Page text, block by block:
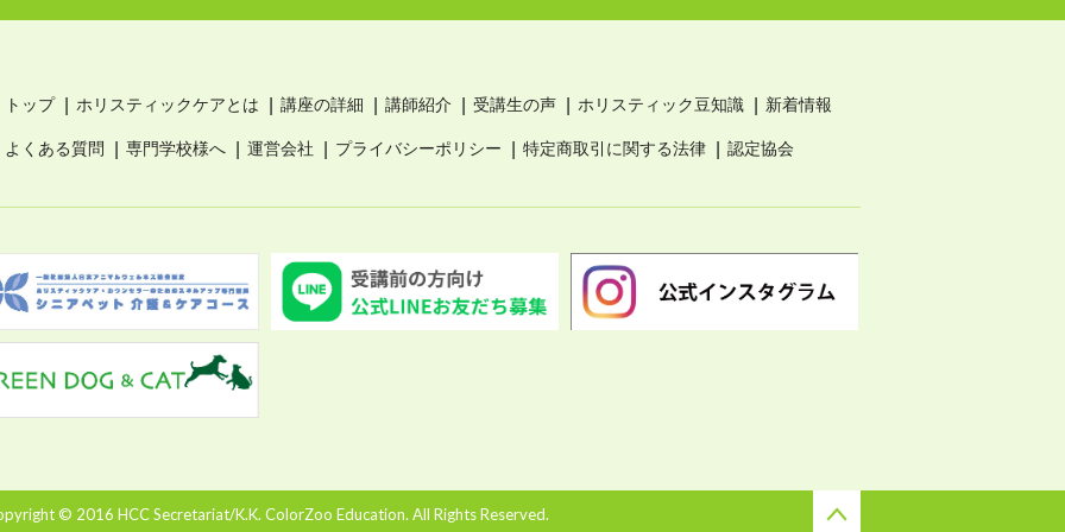
トップ ホリスティックケアとは 講座の詳細 講師紹介 受講生の声 ホリスティック豆知識 新着情報
よくある質問 専門学校様へ 運営会社 プライバシーポリシー 特定商取引に関する法律 認定協会
© 2016 HCC Secretariat/K.K. ColorZoo Education. All Rights Reserved.